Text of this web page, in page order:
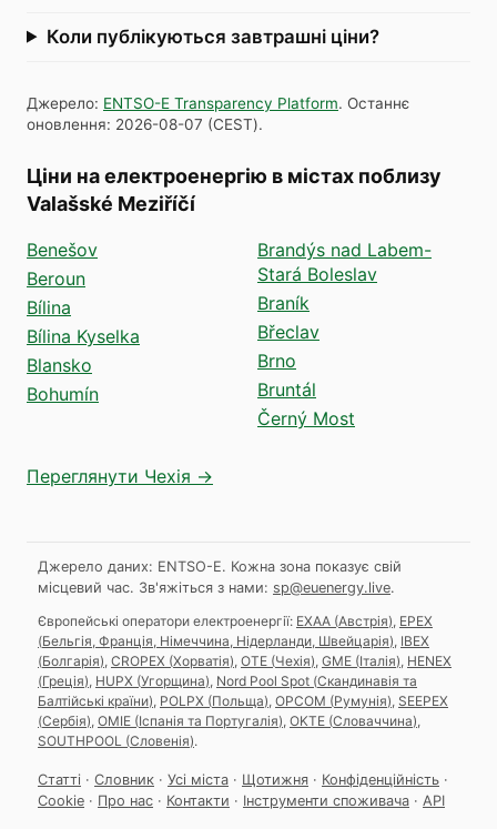
Коли публікуються завтрашні ціни?
Джерело: ENTSO-E Transparency Platform. Останнє
оновлення: 2026-08-07 (CEST).
Ціни на електроенергію в містах поблизу
Valašské Meziříčí
Benešov
Beroun
Bílina
Bílina Kyselka
Blansko
Bohumín
Brandýs nad Labem-
Stará Boleslav
Braník
Břeclav
Brno
Bruntál
Černý Most
Переглянути Чехія →
Джерело даних: ENTSO-E. Кожна зона показує свій
місцевий час. Зв'яжіться з нами: sp@euenergy.live.
Європейські оператори електроенергії: EXAA (Австрія) EPEX
(Бельгія, Франція, Німеччина, Нідерланди, Швейцарія) IBEX
(Болгарія) CROPEX (Хорватія) OTE (Чехія) GME (Італія) HENEX
(Греція) HUPX (Угорщина) Nord Pool Spot (Скандинавія та
Балтійські країни) POLPX (Польща) OPCOM (Румунія) SEEPEX
(Сербія) OMIE (Іспанія та Португалія) OKTE (Словаччина)
SOUTHPOOL (Словенія).
Статті · Словник · Усі міста · Щотижня · Конфіденційність ·
Cookie · Про нас · Контакти · Інструменти споживача · API